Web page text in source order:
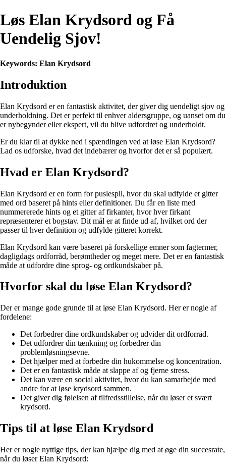
Løs Elan Krydsord og Få
Uendelig Sjov!
Keywords: Elan Krydsord
Introduktion
Elan Krydsord er en fantastisk aktivitet, der giver dig uendeligt sjov og
underholdning. Det er perfekt til enhver aldersgruppe, og uanset om du
er nybegynder eller ekspert, vil du blive udfordret og underholdt.
Er du klar til at dykke ned i spændingen ved at løse Elan Krydsord?
Lad os udforske, hvad det indebærer og hvorfor det er så populært.
Hvad er Elan Krydsord?
Elan Krydsord er en form for puslespil, hvor du skal udfylde et gitter
med ord baseret på hints eller definitioner. Du får en liste med
nummererede hints og et gitter af firkanter, hvor hver firkant
repræsenterer et bogstav. Dit mål er at finde ud af, hvilket ord der
passer til hver definition og udfylde gitteret korrekt.
Elan Krydsord kan være baseret på forskellige emner som fagtermer,
dagligdags ordforråd, berømtheder og meget mere. Det er en fantastisk
måde at udfordre dine sprog- og ordkundskaber på.
Hvorfor skal du løse Elan Krydsord?
Der er mange gode grunde til at løse Elan Krydsord. Her er nogle af
fordelene:
Det forbedrer dine ordkundskaber og udvider dit ordforråd.
Det udfordrer din tænkning og forbedrer din
problemløsningsevne.
Det hjælper med at forbedre din hukommelse og koncentration.
Det er en fantastisk måde at slappe af og fjerne stress.
Det kan være en social aktivitet, hvor du kan samarbejde med
andre for at løse krydsord sammen.
Det giver dig følelsen af ​​tilfredsstillelse, når du løser et svært
krydsord.
Tips til at løse Elan Krydsord
Her er nogle nyttige tips, der kan hjælpe dig med at øge din succesrate,
når du løser Elan Krydsord: